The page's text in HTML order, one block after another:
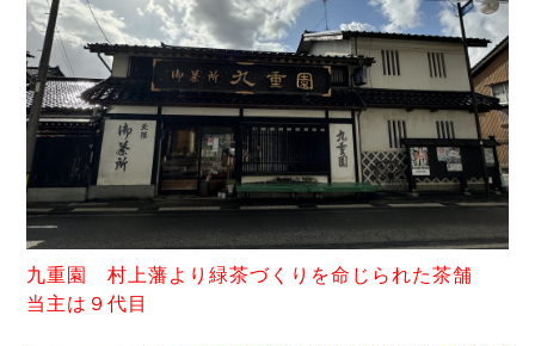
九重園 村上藩より緑茶づくりを命じられた茶舗
当主は９代目